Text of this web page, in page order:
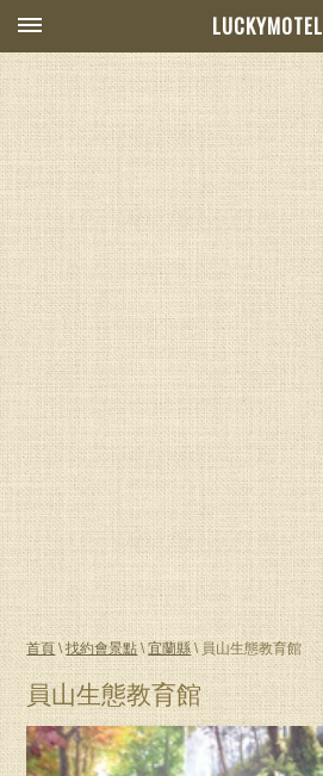
首頁 \找約會景點 \宜蘭縣\ 員山生態教育館
員山生態教育館
LUCKYMOTEL